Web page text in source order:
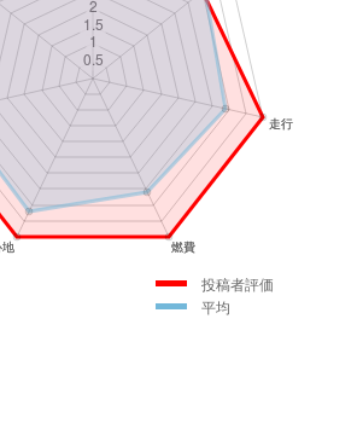
投稿者評価
平均